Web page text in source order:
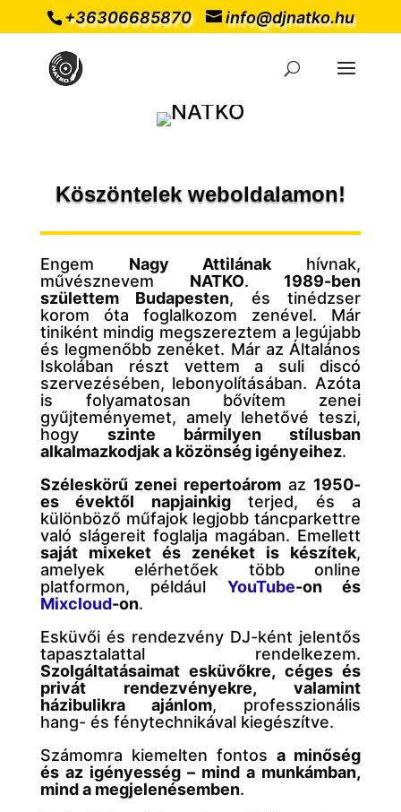
+36306685870 info@djnatko.hu
Köszöntelek weboldalamon!
Engem Nagy Attilának hívnak,
művésznevem NATKO. 1989-ben
születtem Budapesten, és tinédzser
korom óta foglalkozom zenével. Már
tiniként mindig megszereztem a legújabb
és legmenőbb zenéket. Már az Általános
Iskolában részt vettem a suli discó
szervezésében, lebonyolításában. Azóta
is folyamatosan bővítem zenei
gyűjteményemet, amely lehetővé teszi,
hogy szinte bármilyen stílusban
alkalmazkodjak a közönség igényeihez.
Széleskörű zenei repertoárom az 1950-
es évektől napjainkigterjed, és a
különböző műfajok legjobb táncparkettre
való slágereit foglalja magában. Emellett
saját mixeket és zenéket is készítek,
amelyek elérhetőek több online
platformon, például YouTube-on és
Mixcloud-on.
Esküvői és rendezvény DJ-ként jelentős
tapasztalattal rendelkezem.
Szolgáltatásaimat esküvőkre, céges és
privát rendezvényekre, valamint
házibulikra ajánlom, professzionális
hang- és fénytechnikával kiegészítve.
Számomra kiemelten fontosa minőség
és az igényesség – mind a munkámban,
mind a megjelenésemben.